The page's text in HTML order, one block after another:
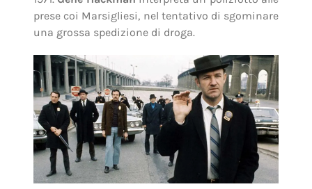
prese coi Marsigliesi, nel tentativo di sgominare
una grossa spedizione di droga.